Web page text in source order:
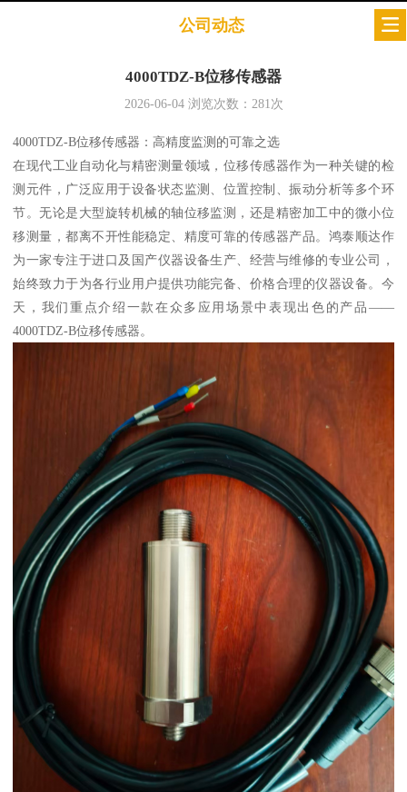
公司动态
4000TDZ-B位移传感器
2026-06-04浏览次数： 281次
4000TDZ-B位移传感器：高精度监测的可靠之选
在现代工业自动化与精密测量领域，位移传感器作为一种关键的检
测元件，广泛应用于设备状态监测、位置控制、振动分析等多个环
节。无论是大型旋转机械的轴位移监测，还是精密加工中的微小位
移测量，都离不开性能稳定、精度可靠的传感器产品。鸿泰顺达作
为一家专注于进口及国产仪器设备生产、经营与维修的专业公司，
始终致力于为各行业用户提供功能完备、价格合理的仪器设备。今
天，我们重点介绍一款在众多应用场景中表现出色的产品——
4000TDZ-B位移传感器。